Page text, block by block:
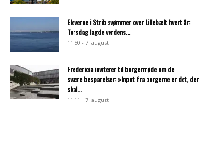
Eleverne i Strib svømmer over Lillebælt hvert år:
Torsdag lagde verdens...
11:50 - 7. august
Fredericia inviterer til borgermøde om de
svære besparelser: »Input fra borgerne er det, der
skal...
11:11 - 7. august